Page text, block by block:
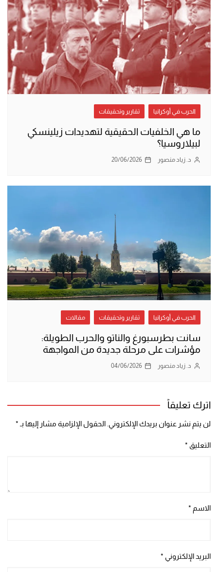
الحرب في أوكرانيا تقارير وتحقيقات
ما هي الخلفيات الحقيقية لتهديدات زيلينسكي
لبيلاروسيا؟
د. زياد منصور 20/06/2026
الحرب في أوكرانيا تقارير وتحقيقات مقالات
سانت بطرسبورغ والناتو والحرب الطويلة:
مؤشرات على مرحلة جديدة من المواجهة
د. زياد منصور 04/06/2026
اترك تعليقاً
لن يتم نشر عنوان بريدك الإلكتروني.الحقول الإلزامية مشار إليها بـ *
التعليق *
الاسم *
البريد الإلكتروني *